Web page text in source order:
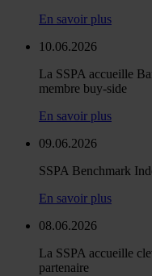
En savoir plus
10.06.2026
La SSPA accueille
membre buy-side
En savoir plus
09.06.2026
SSPA Benchmark
En savoir plus
08.06.2026
La SSPA accueille
partenaire